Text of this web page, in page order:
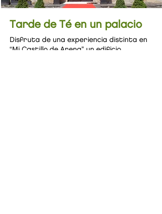
Tarde de Té en un palacio
Disfruta de una experiencia distinta en
“Mi Castillo de Arena” un edificio